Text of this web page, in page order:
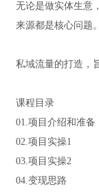
无论是做实体生意
来源都是核心问题。
私域流量的打造，
课程目录
01.项目介绍和准备
02.项目实操1
03.项目实操2
04.变现思路